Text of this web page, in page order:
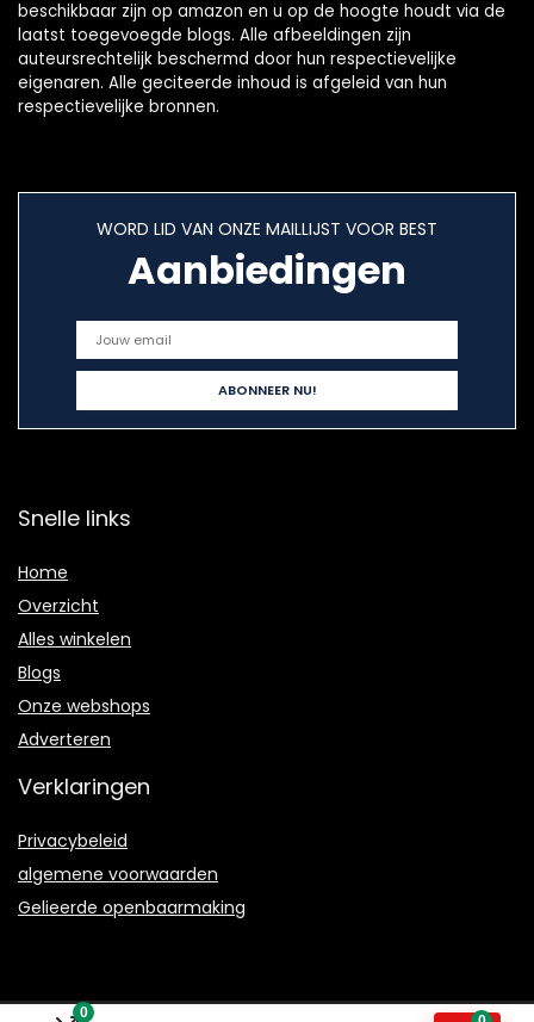
0
beschikbaar zijn op amazon en u op de hoogte houdt via de
laatst toegevoegde blogs. Alle afbeeldingen zijn
auteursrechtelijk beschermd door hun respectievelijke
eigenaren. Alle geciteerde inhoud is afgeleid van hun
respectievelijke bronnen.
WORD LID VAN ONZE MAILLIJST VOOR BEST
Aanbiedingen
Snelle links
Home
Overzicht
Alles winkelen
Blogs
Onze webshops
Adverteren
Verklaringen
Privacybeleid
algemene voorwaarden
Gelieerde openbaarmaking